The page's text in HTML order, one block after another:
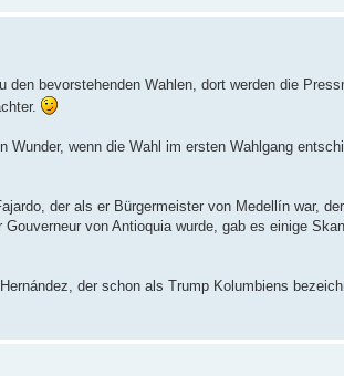
den bevorstehenden Wahlen, dort werden die
wenn die Wahl im ersten Wahlgang
der als er Bürgermeister von Medellín war,
von Antioquia wurde, gab es einige
der schon als Trump Kolumbiens